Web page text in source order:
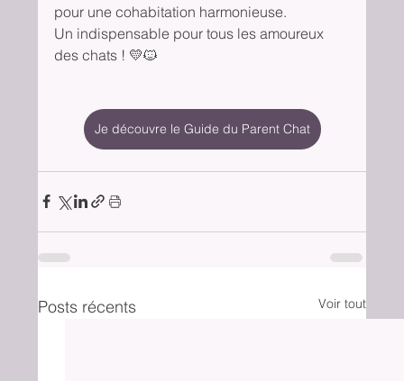
pour une cohabitation harmonieuse.
Un indispensable pour tous les amoureux
des chats ! 💛🐱
Je découvre le Guide du Parent Chat
Posts récents Voir tout